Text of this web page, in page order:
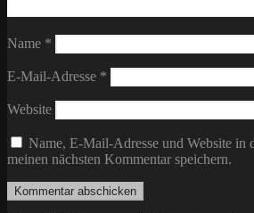
Name *
E-Mail-Adresse *
Website
Name, E-Mail-Adresse und Website in
meinen nächsten Kommentar speichern.